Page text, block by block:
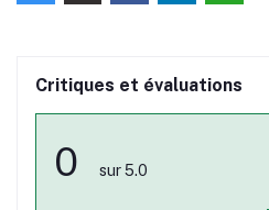
Critiques et évaluations
0 sur 5.0